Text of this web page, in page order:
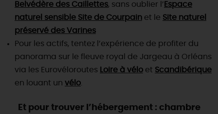
Belvédère des Caillettes, sans oublier l’ Espace
naturel sensible Site de Courpain et le Site naturel
préservé des Varines
Pour les actifs, tentez l’expérience de profiter du
panorama sur le fleuve royal de Jargeau à Orléans
via les Eurovéloroutes Loire à vélo et Scandibérique
en louant un vélo
Et pour trouver l’hébergement : chambre